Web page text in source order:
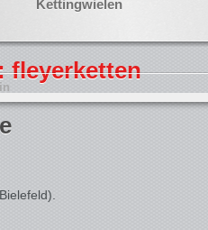
Kettingwielen
fleyerketten